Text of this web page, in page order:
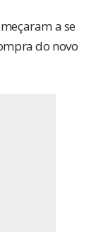
a se
do novo